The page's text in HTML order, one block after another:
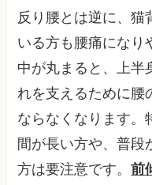
反り腰とは逆に、猫
いる方も腰痛になり
中が丸まると、上半
れを支えるために腰
ならなくなります。
間が長い方や、普段
方は要注意です。前